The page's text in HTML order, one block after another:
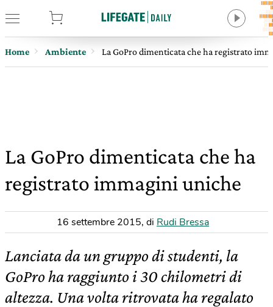
Home Ambiente La GoPro dimenticata che ha registrato
La GoPro dimenticata che ha
registrato immagini uniche
16 settembre 2015, di Rudi Bressa
Lanciata da un gruppo di studenti, la
GoPro ha raggiunto i 30 chilometri di
altezza. Una volta ritrovata ha regalato